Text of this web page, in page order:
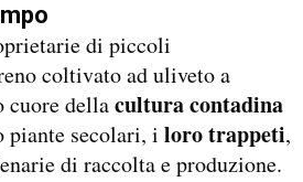
di piccoli
coltivato ad uliveto a
cuore dellacultura contadina
piante secolari, i loro trappeti,
di raccolta e produzione.